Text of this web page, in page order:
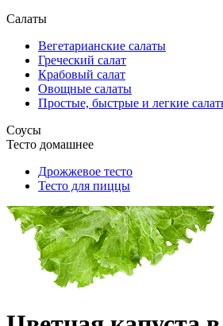
Салаты
Вегетарианские салаты
Греческий салат
Крабовый салат
Овощные салаты
Простые, быстрые и легкие
Соусы
Тесто домашнее
Дрожжевое тесто
Тесто для пиццы